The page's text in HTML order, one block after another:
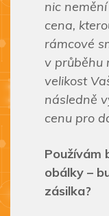
nic
cena,
rámcové
v průběhu
velikost
následně
cenu pro
Používám
obálky –
zásilka?